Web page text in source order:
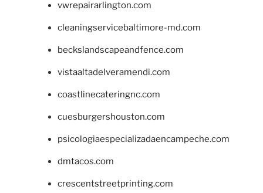
vwrepairarlington.com
cleaningservicebaltimore-md.com
beckslandscapeandfence.com
vistaaltadelveramendi.com
coastlinecateringnc.com
cuesburgershouston.com
psicologiaespecializadaencampeche.com
dmtacos.com
crescentstreetprinting.com